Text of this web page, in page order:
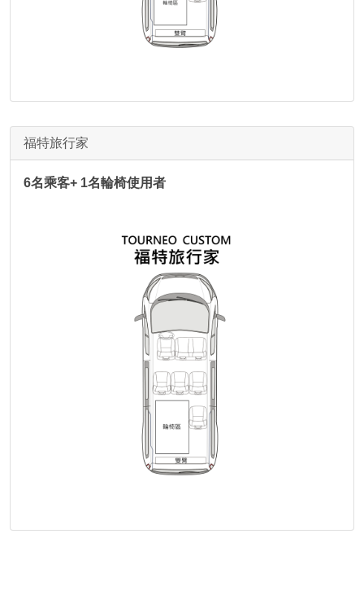
福特旅行家
6名乘客+ 1名輪椅使用者